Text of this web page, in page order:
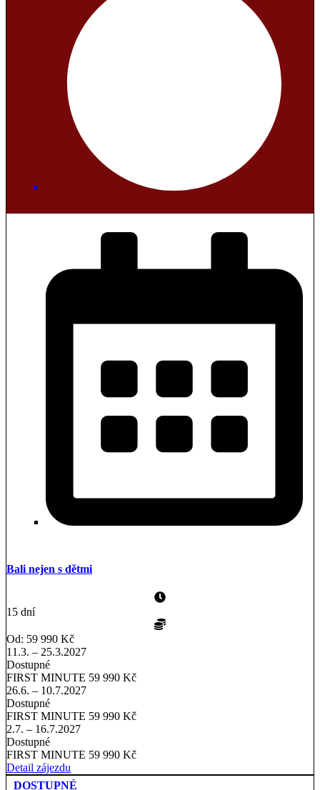
Bali nejen s dětmi
15 dní
Od: 59 990 Kč
11.3. – 25.3.2027
Dostupné
FIRST MINUTE 59 990 Kč
26.6. – 10.7.2027
Dostupné
FIRST MINUTE 59 990 Kč
2.7. – 16.7.2027
Dostupné
FIRST MINUTE 59 990 Kč
Detail zájezdu
DOSTUPNÉ